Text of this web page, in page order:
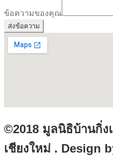
ข้อความของคุณ
ส่งข้อความ
©2018 มูลนิธิบ้านกิ่ง
เชียงใหม่ . Design